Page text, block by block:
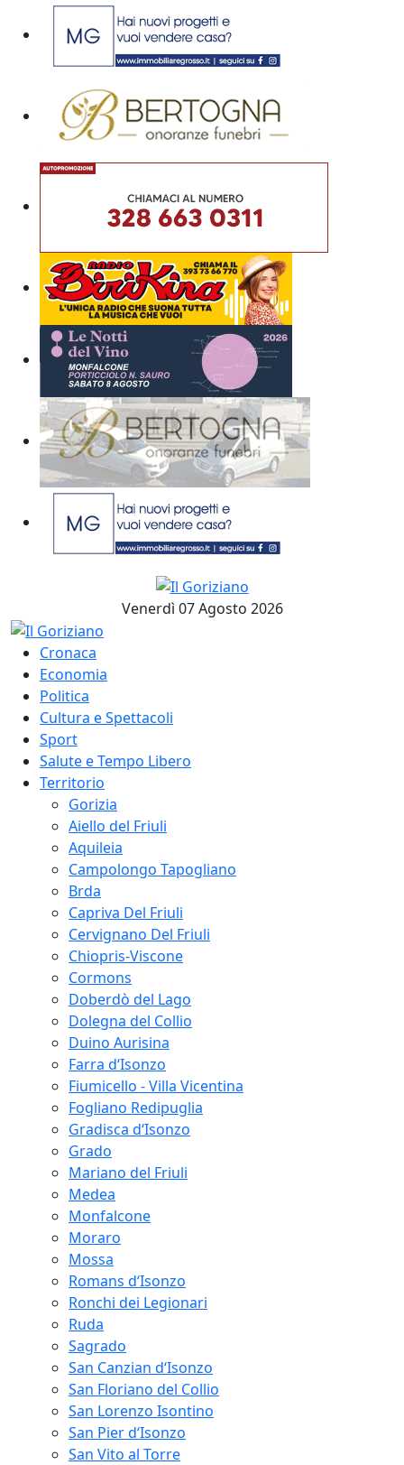
Venerdì 07 Agosto 2026
Cronaca
Economia
Politica
Cultura e Spettacoli
Sport
Salute e Tempo Libero
Territorio
Gorizia
Aiello del Friuli
Aquileia
Campolongo Tapogliano
Brda
Capriva Del Friuli
Cervignano Del Friuli
Chiopris-Viscone
Cormons
Doberdò del Lago
Dolegna del Collio
Duino Aurisina
Farra d‘Isonzo
Fiumicello - Villa Vicentina
Fogliano Redipuglia
Gradisca d‘Isonzo
Grado
Mariano del Friuli
Medea
Monfalcone
Moraro
Mossa
Romans d‘Isonzo
Ronchi dei Legionari
Ruda
Sagrado
San Canzian d‘Isonzo
San Floriano del Collio
San Lorenzo Isontino
San Pier d‘Isonzo
San Vito al Torre